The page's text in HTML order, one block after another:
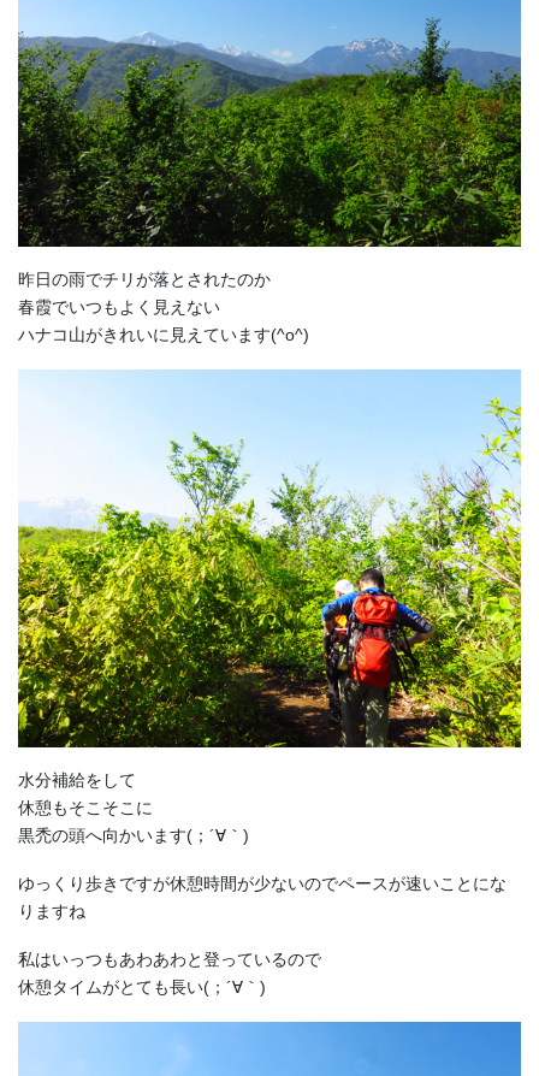
昨日の雨でチリが落とされたのか
春霞でいつもよく見えない
ハナコ山がきれいに見えています(^o^)
水分補給をして
休憩もそこそこに
黒禿の頭へ向かいます(；´∀｀)
ゆっくり歩きですが休憩時間が少ないのでペースが速いことにな
りますね
私はいっつもあわあわと登っているので
休憩タイムがとても長い(；´∀｀)